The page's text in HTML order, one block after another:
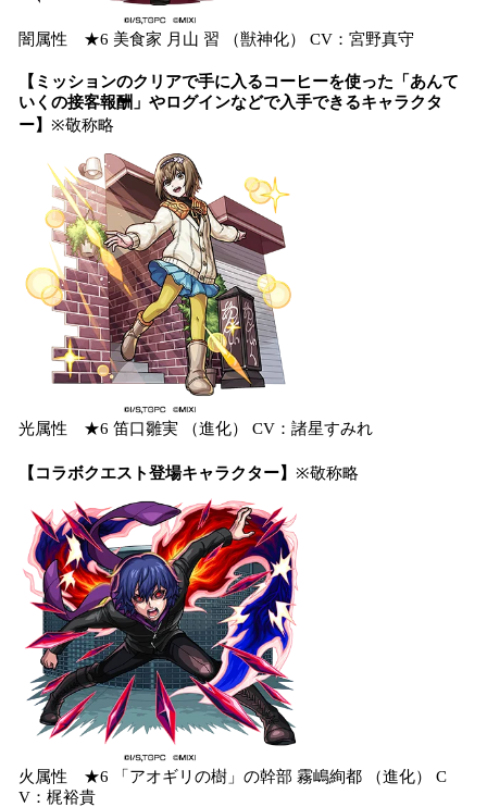
闇属性 ★6 美食家 月山 習 （獣神化） CV：宮野真守
【ミッションのクリアで手に入るコーヒーを使った「あんて
いくの接客報酬」やログインなどで入手できるキャラクタ
ー】 ※敬称略
光属性 ★6 笛口雛実 （進化） CV：諸星すみれ
【コラボクエスト登場キャラクター】 ※敬称略
火属性 ★6 「アオギリの樹」の幹部 霧嶋絢都 （進化） C
V：梶裕貴